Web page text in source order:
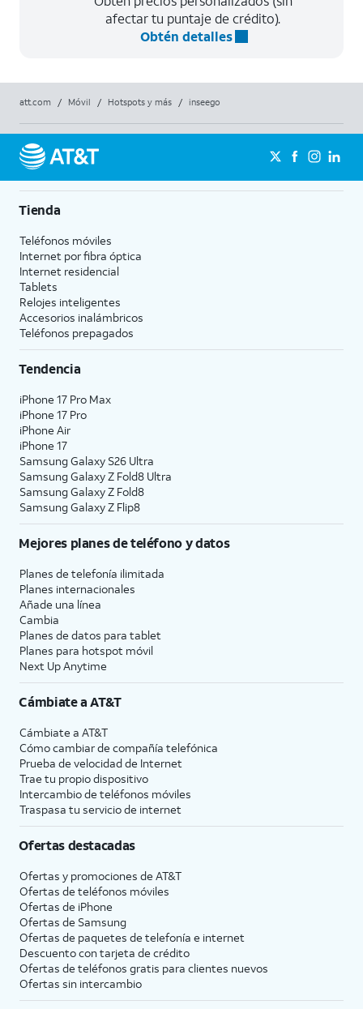
afectar tu puntaje de crédito).
Obtén detalles
att.com / Móvil / Hotspots y más / inseego
Tienda
Teléfonos móviles
Internet por fibra óptica
Internet residencial
Tablets
Relojes inteligentes
Accesorios inalámbricos
Teléfonos prepagados
Tendencia
iPhone 17 Pro Max
iPhone 17 Pro
iPhone Air
iPhone 17
Samsung Galaxy S26 Ultra
Samsung Galaxy Z Fold8 Ultra
Samsung Galaxy Z Fold8
Samsung Galaxy Z Flip8
Mejores planes de teléfono y datos
Planes de telefonía ilimitada
Planes internacionales
Añade una línea
Cambia
Planes de datos para tablet
Planes para hotspot móvil
Next Up Anytime
Cámbiate aAT&T
Cámbiate a AT&T
Cómo cambiar de compañía telefónica
Prueba de velocidad de Internet
Trae tu propio dispositivo
Intercambio de teléfonos móviles
Traspasa tu servicio de internet
Ofertas destacadas
Ofertas y promociones de AT&T
Ofertas de teléfonos móviles
Ofertas de iPhone
Ofertas de Samsung
Ofertas de paquetes de telefonía e internet
Descuento con tarjeta de crédito
Ofertas de teléfonos gratis para clientes nuevos
Ofertas sin intercambio